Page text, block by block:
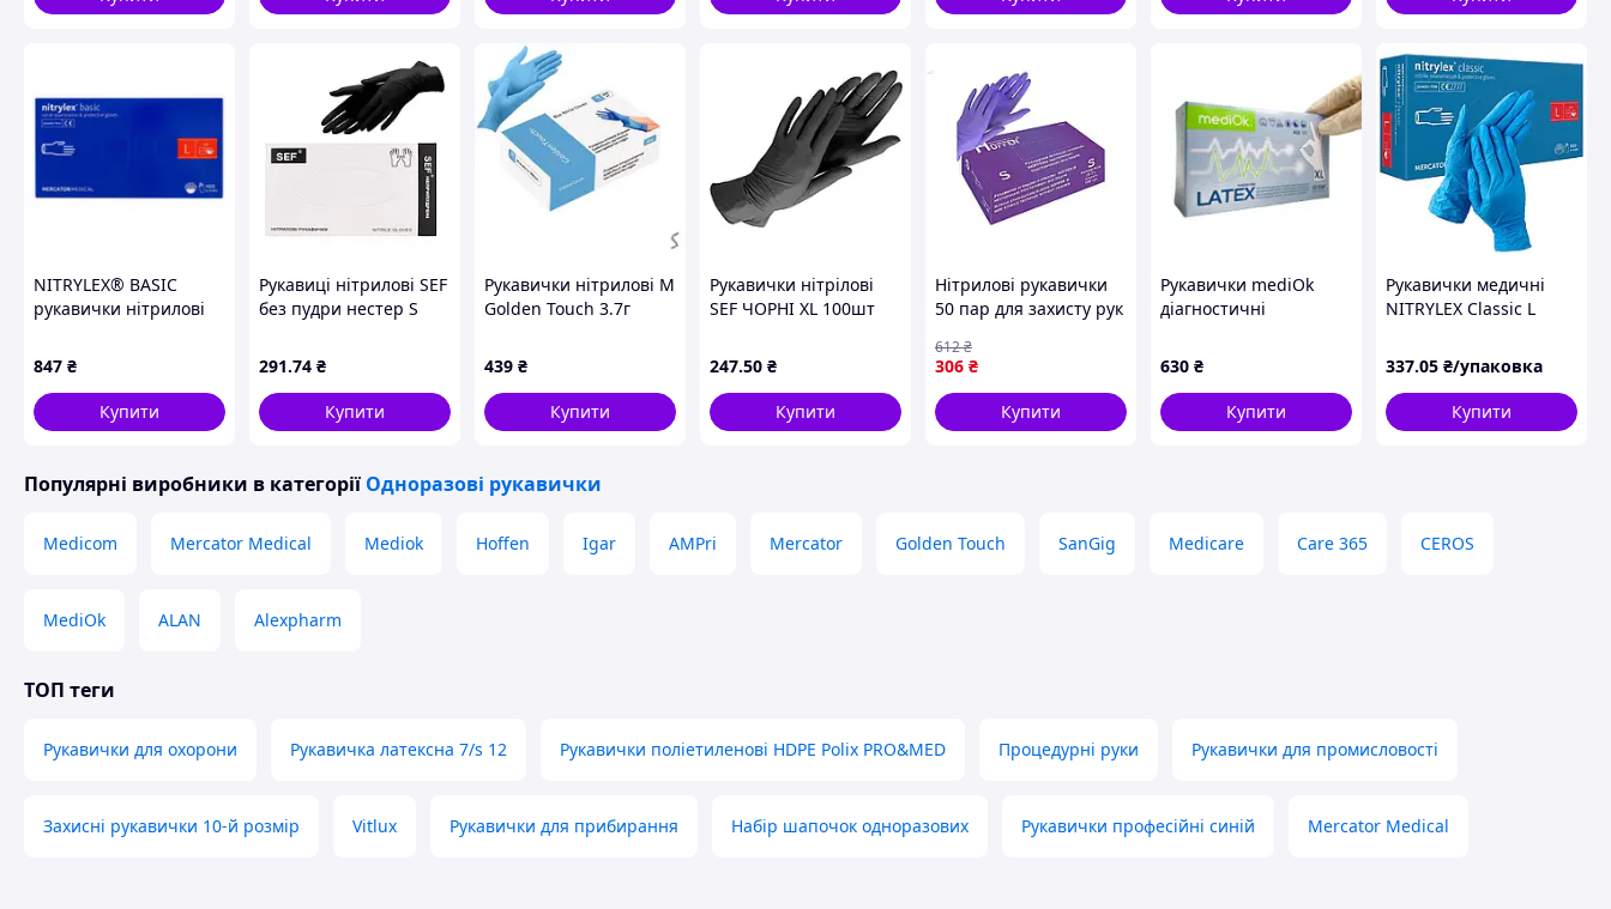
Артикул RD10011003
NITRYLEX® BASIC
рукавички нітрилові
неприпудрені, L blue
(50 пар\/пач) - 2 шт.
Код/Артикул
RD30105004
847 ₴
Купити
Рукавиці нітрилові SEF
без пудри нестер S
(6663056)
291.74 ₴
Купити
Рукавички нітрилові M
Golden Touch 3.7г
текстуровані б/п
50пар/уп Топ продаж!
439 ₴
Купити
Рукавички нітрілові
SEF ЧОРНІ XL 100шт
247.50 ₴
Купити
Нітрилові рукавички
50 пар для захисту рук
фіолетові нестерильні
текстуровані
306 ₴
612₴
Купити
Рукавички mediOk
діагностичні
неопудрені одноразові
розмір XL 50 пар/пач
219114234XL - 2 шт.
630 ₴
Купити
Рукавички медичні
NITRYLEX Classic L
337.05 ₴/упаковка
Купити
Популярні виробники в категорії Одноразові рукавички
Medicom Mercator Medical Mediok Hoffen Igar AMPri Mercator Golden Touch SanGig Medicare Care 365 CEROS
MediOk ALAN Alexpharm
ТОП теги
Рукавички для охорони Рукавичка латексна 7/s 12 Рукавички поліетиленові HDPE Polix PRO&MED Процедурні руки Рукавички для промисловості
Захисні рукавички 10-й розмір Vitlux Рукавички для прибирання Набір шапочок одноразових Рукавички професійні синій Mercator Medical